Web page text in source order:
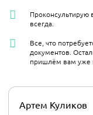
Артем Куликов
Проконсультирую
всегда.
Все, что
документов.
пришлём вам уже